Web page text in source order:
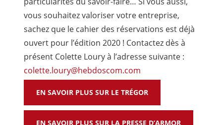
vous souhaitez valoriser votre entreprise,
sachez que le cahier des réservations est déjà
ouvert pour l’édition 2020 ! Contactez dès à
présent Colette Loury à l’adresse suivante :
colette.loury@hebdoscom.com
EN SAVOIR PLUS SUR LE TRÉGOR
EN SAVOIR PLUS SUR LA PRESSE D’ARMOR